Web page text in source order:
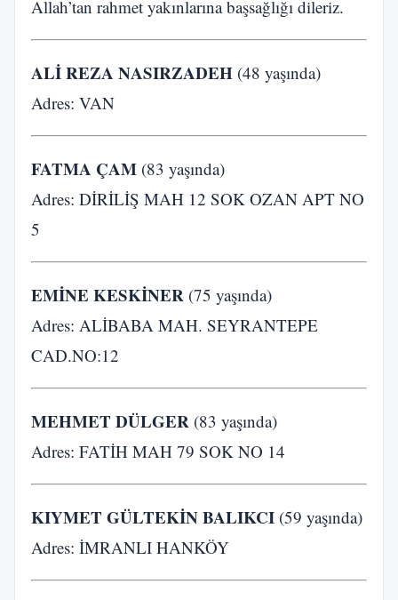
Allah’tan rahmet yakınlarına başsağlığı dileriz.
ALİ REZA NASIRZADEH (48 yaşında)
Adres: VAN
FATMA ÇAM (83 yaşında)
Adres: DİRİLİŞ MAH 12 SOK OZAN APT NO
5
EMİNE KESKİNER (75 yaşında)
Adres: ALİBABA MAH. SEYRANTEPE
CAD.NO:12
MEHMET DÜLGER (83 yaşında)
Adres: FATİH MAH 79 SOK NO 14
KIYMET GÜLTEKİN BALIKCI (59 yaşında)
Adres: İMRANLI HANKÖY